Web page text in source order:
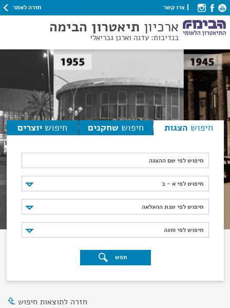
צרו קשר חזרה לאתר
ארכיון תיאטרון הבימה
בנדיבות: עדנה וארנן גבריאלי
חיפוש הצגות חיפוש שחקנים חיפוש יוצרים
חיפוש לפי שם ההצגה
חיפוש לפי א - ב
חיפוש לפי א - ב
חיפוש לפי שנת ההעלאה
חיפוש לפי שנת ההעלאה
חיפוש לפי סוגה
חיפוש לפי סוגה
חפש
חזרה לתוצאות חיפוש